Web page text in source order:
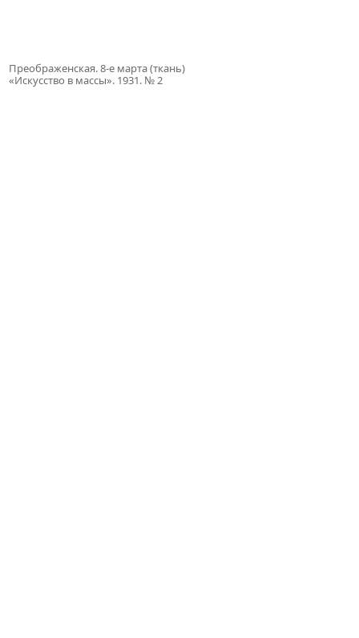
Преображенская. 8-е марта (ткань)
«Искусство в массы». 1931. № 2